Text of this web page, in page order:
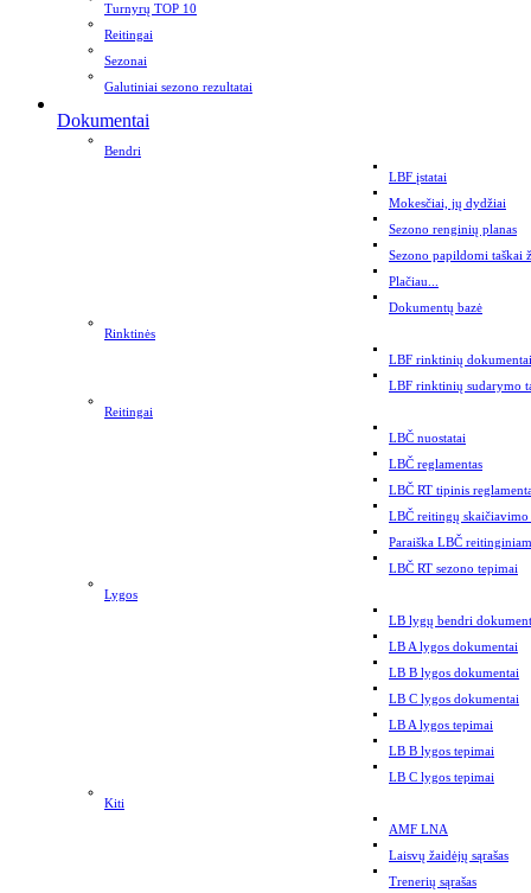
Turnyrų TOP 10
Reitingai
Sezonai
Galutiniai sezono rezultatai
Dokumentai
Bendri
LBF įstatai
Mokesčiai, jų dydžiai
Sezono renginių planas
Sezono papildomi taškai
Plačiau...
Dokumentų bazė
Rinktinės
LBF rinktinių dokumentai
LBF rinktinių sudarymo
Reitingai
LBČ nuostatai
LBČ reglamentas
LBČ RT tipinis
LBČ reitingų skaičiavimo
Paraiška LBČ
LBČ RT sezono tepimai
Lygos
LB lygų bendri
LB A lygos dokumentai
LB B lygos dokumentai
LB C lygos dokumentai
LB A lygos tepimai
LB B lygos tepimai
LB C lygos tepimai
Kiti
AMF LNA
Laisvų žaidėjų sąrašas
Trenerių sąrašas